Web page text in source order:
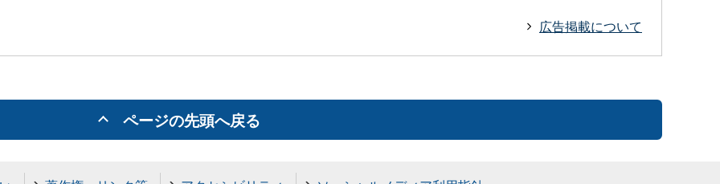
広告掲載について
ページの先頭へ戻る